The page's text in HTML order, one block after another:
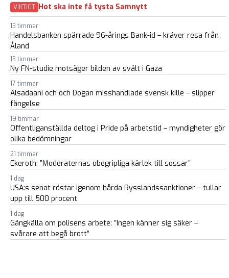
VIKTIGT Hot ska inte få tysta Samnytt
13 timmar
Handelsbanken spärrade 96-årings Bank-id – kräver resa från
Åland
15 timmar
Ny FN-studie motsäger bilden av svält i Gaza
17 timmar
Alsadaani och och Dogan misshandlade svensk kille – slipper
fängelse
19 timmar
Offentliganställda deltog i Pride på arbetstid – myndigheter gör
olika bedömningar
21 timmar
Ekeroth: ”Moderaternas obegripliga kärlek till sossar”
1 dag
USA:s senat röstar igenom hårda Rysslandssanktioner – tullar
upp till 500 procent
1 dag
Gängkälla om polisens arbete: ”Ingen känner sig säker –
svårare att begå brott”